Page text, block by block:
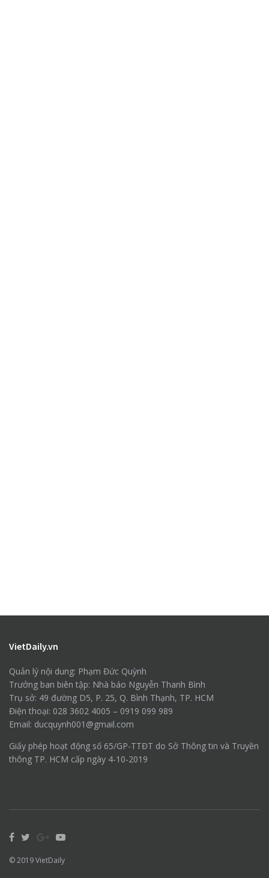
VietDaily.vn
Quản lý nội dung: Phạm Đức Quỳnh
Trưởng ban biên tập: Nhà báo Nguyễn Thanh Bình
Trụ sở: 49 đường D5, P. 25, Q. Bình Thạnh, TP. HCM
Điện thoại: 028 3602 4005 – 0919 099 989
Email: ducquynh001@gmail.com
Giấy phép hoạt động số 65/GP-TTĐT do Sở Thông tin và Truyền
thông TP. HCM cấp ngày 4-10-2019
© 2019VietDaily